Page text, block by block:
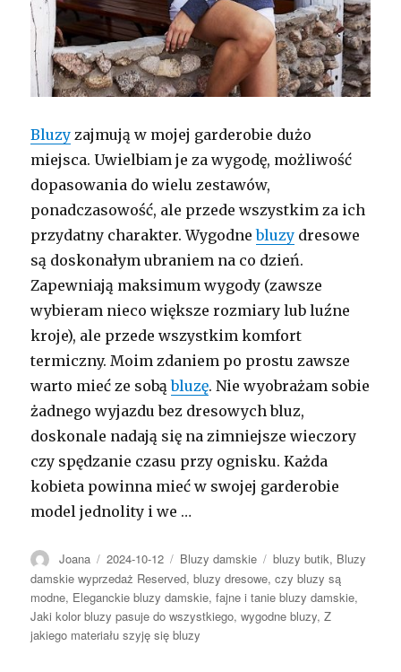
Bluzy zajmują w mojej garderobie dużo
miejsca. Uwielbiam je za wygodę, możliwość
dopasowania do wielu zestawów,
ponadczasowość, ale przede wszystkim za ich
przydatny charakter. Wygodnebluzy dresowe
są doskonałym ubraniem na co dzień.
Zapewniają maksimum wygody (zawsze
wybieram nieco większe rozmiary lub luźne
kroje), ale przede wszystkim komfort
termiczny. Moim zdaniem po prostu zawsze
warto mieć ze sobąbluzę. Nie wyobrażam sobie
żadnego wyjazdu bez dresowych bluz,
doskonale nadają się na zimniejsze wieczory
czy spędzanie czasu przy ognisku. Każda
kobieta powinna mieć w swojej garderobie
model jednolity i we …
Autor
Joana Opublikowano
2024-10-12 Kategorie
Bluzy damskie Tagi
bluzy butik, Bluzy
damskie wyprzedaż Reserved,bluzy dresowe,czy bluzy są
modne, Eleganckie bluzy damskie,fajne i tanie bluzy damskie,
Jaki kolor bluzy pasuje do wszystkiego,wygodne bluzy,Z
jakiego materiału szyję się bluzy